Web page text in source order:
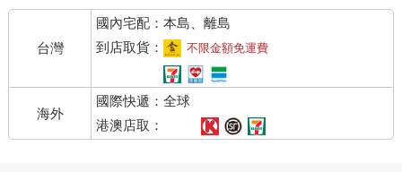
台灣
國內宅配：本島、離島
到店取貨：
不限金額免運費
海外
國際快遞：全球
港澳店取：